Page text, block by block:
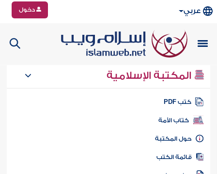
عربي دخول
المكتبة الإسلامية
كتب PDF
كتاب الأمة
المكتبة